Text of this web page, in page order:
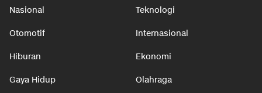
Nasional Teknologi
Otomotif Internasional
Hiburan Ekonomi
Gaya Hidup Olahraga